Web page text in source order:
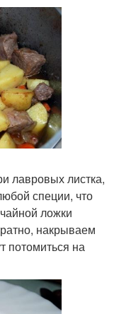
лавровых листка,
специи, что
ложки
накрываем
потомиться на